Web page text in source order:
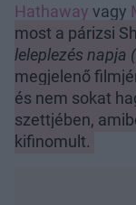
Hathaway vagy
most a párizsi
leleplezés napja
megjelenő
és nem sokat
szettjében,
kifinomult.